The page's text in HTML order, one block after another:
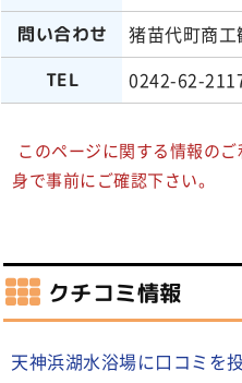
問い合わせ 猪苗代町商工
TEL 0242-62-
このページに関する情報の
身で事前にご確認下さい。
クチコミ情報
天神浜湖水浴場に口コミを